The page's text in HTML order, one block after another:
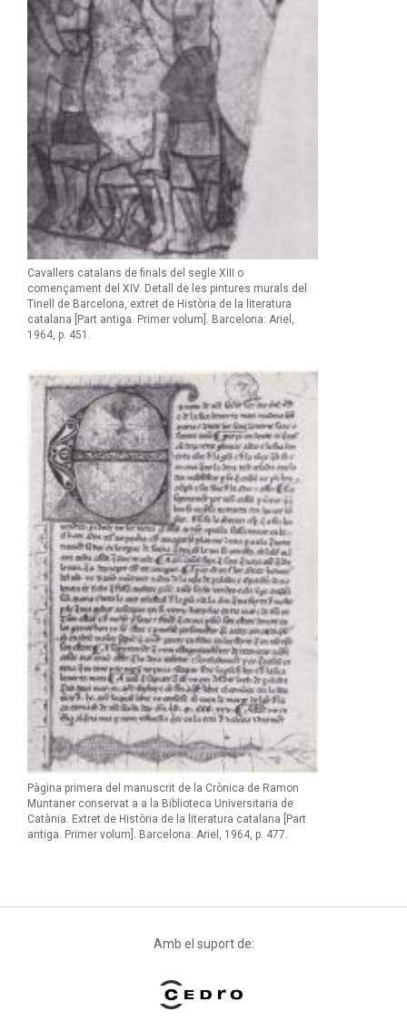
Cavallers catalans de finals del segle XIII o
començament del XIV. Detall de les pintures murals del
Tinell de Barcelona, extret de Història de la literatura
catalana [Part antiga. Primer volum]. Barcelona: Ariel,
1964, p. 451.
Pàgina primera del manuscrit de la Crònica de Ramon
Muntaner conservat a a la Biblioteca Universitaria de
Catània. Extret de Història de la literatura catalana [Part
antiga. Primer volum]. Barcelona: Ariel, 1964, p. 477.
Amb el suport de: